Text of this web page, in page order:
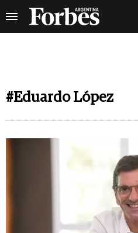
#Eduardo López